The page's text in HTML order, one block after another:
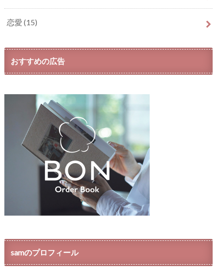
恋愛 (15)
おすすめの広告
samのプロフィール